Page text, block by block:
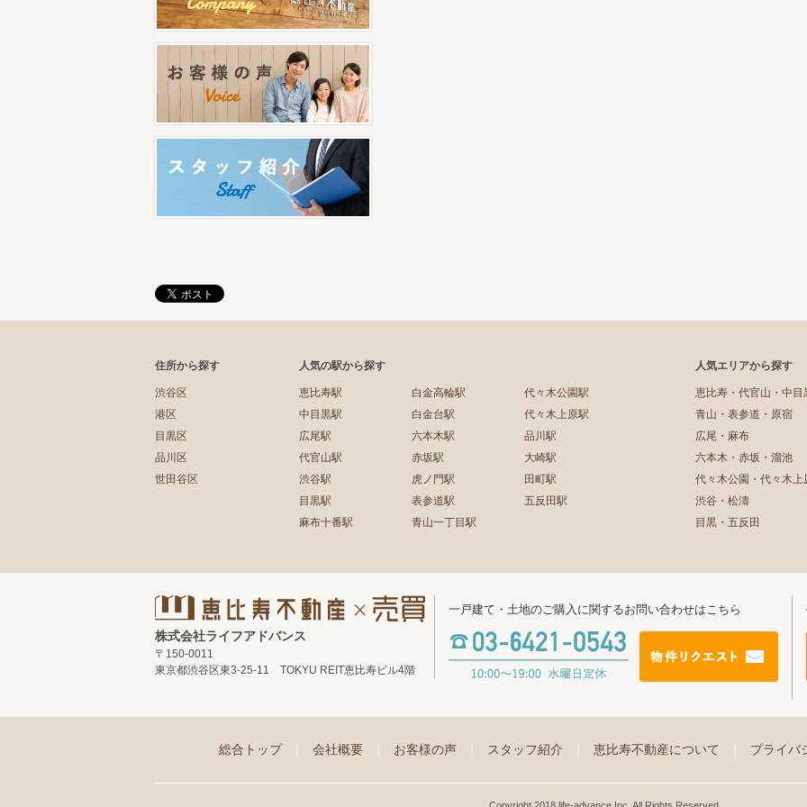
住所から探す
渋谷区
港区
目黒区
品川区
世田谷区
人気の駅から探す
恵比寿駅
中目黒駅
広尾駅
代官山駅
渋谷駅
目黒駅
麻布十番駅
白金高輪駅
白金台駅
六本木駅
赤坂駅
虎ノ門駅
表参道駅
青山一丁目駅
代々木公園駅
代々木上原駅
品川駅
大崎駅
田町駅
五反田駅
人気エリアから探す
恵比寿・代官山・中目
青山・表参道・原宿
広尾・麻布
六本木・赤坂・溜池
代々木公園・代々木上
渋谷・松濤
目黒・五反田
株式会社ライフアドバンス
〒150-0011
東京都渋谷区東3-25-11 TOKYU REIT恵比寿ビル4階
一戸建て・土地のご購入に関するお問い合わせはこちら
総合トップ 会社概要 お客様の声 スタッフ紹介 恵比寿不動産について プライバ